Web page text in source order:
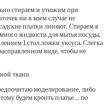
стираем и утюжим при
ни в коем случае не
платки линяют. Стираем в
жидкости для мытья посуды,
1 стол.ложки уксуса. Слегка
виде, чтобы не
ткани
моделирование, либо
будем кроить платье… по